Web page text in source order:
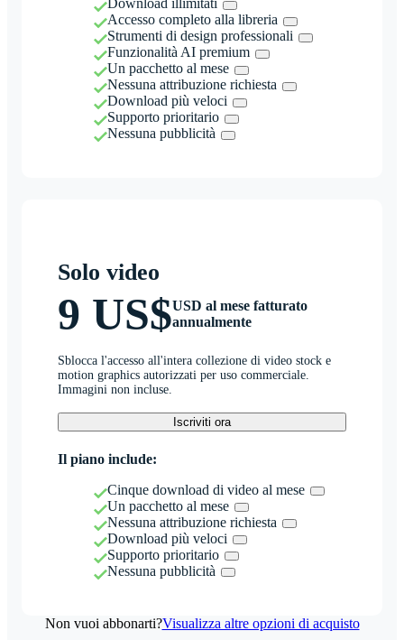
Download illimitati
Accesso completo alla libreria
Strumenti di design professionali
Funzionalità AI premium
Un pacchetto al mese
Nessuna attribuzione richiesta
Download più veloci
Supporto prioritario
Nessuna pubblicità
Solo video
9 US$USD al mese fatturato
annualmente
Sblocca l'accesso all'intera collezione di video stock e
motion graphics autorizzati per uso commerciale.
Immagini non incluse.
Iscriviti ora
Il piano include:
Cinque download di video al mese
Un pacchetto al mese
Nessuna attribuzione richiesta
Download più veloci
Supporto prioritario
Nessuna pubblicità
Non vuoi abbonarti?Visualizza altre opzioni di acquisto